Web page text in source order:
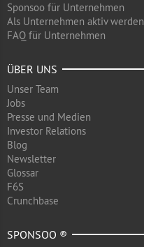
Sponsoo für Unternehmen
Als Unternehmen aktiv werden
FAQ für Unternehmen
ÜBER UNS
Unser Team
Jobs
Presse und Medien
Investor Relations
Blog
Newsletter
Glossar
F6S
Crunchbase
SPONSOO ®